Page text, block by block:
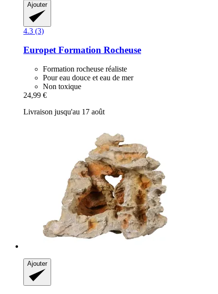
Ajouter
4.3 (3)
Europet Formation Rocheuse
Formation rocheuse réaliste
Pour eau douce et eau de mer
Non toxique
24,99 €
Livraison jusqu'au 17 août
Ajouter